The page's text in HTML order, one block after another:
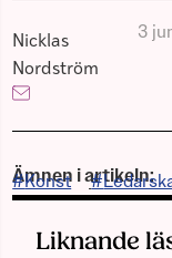
Nicklas
Nordström
3
Ämnen i artikeln:
Konst ,
Liknande